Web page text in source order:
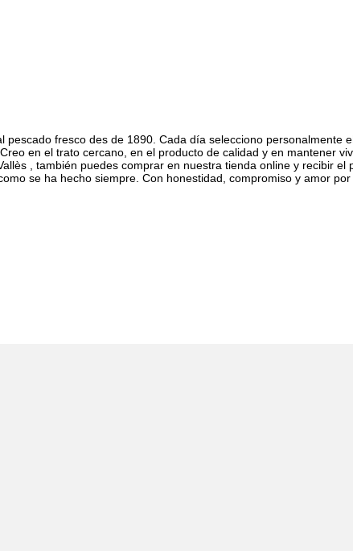
fresco des de 1890. Cada día selecciono personalmente
en el trato cercano, en el producto de calidad y en mantener
, también puedes comprar en nuestra tienda online y recibir
se ha hecho siempre. Con honestidad, compromiso y amor por